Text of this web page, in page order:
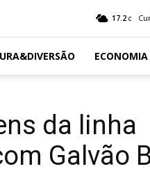
17.2 C
ECONOMIA
da linha
Galvão